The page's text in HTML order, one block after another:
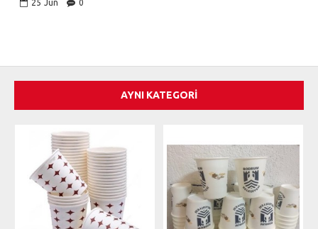
25 Jun 0
AYNI KATEGORI